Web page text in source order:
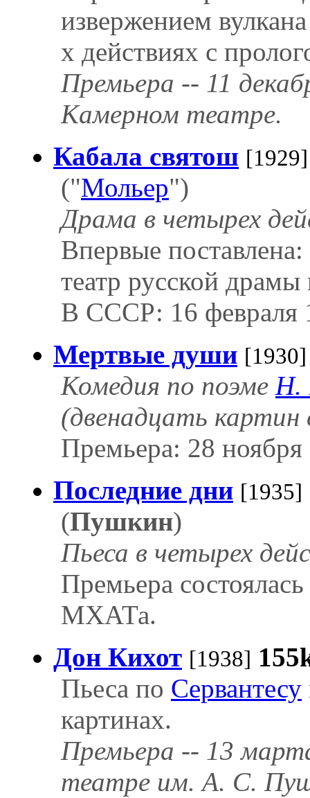
извержением
х действиях с
Премьера -- 11
Камерном театре.
Кабала святош [1929]
("Мольер")
Драма в четырех
Впервые
театр русской
В СССР: 16 февраля
Мертвые души [1930]
Комедия по поэме Н.
(двенадцать картин
Премьера: 28
Последние дни [1935]
(Пушкин)
Пьеса в четырех
Премьера
МХАТа.
Дон Кихот [1938]
Пьеса по Сервантесу
картинах.
Премьера -- 13
театре им. А. С.